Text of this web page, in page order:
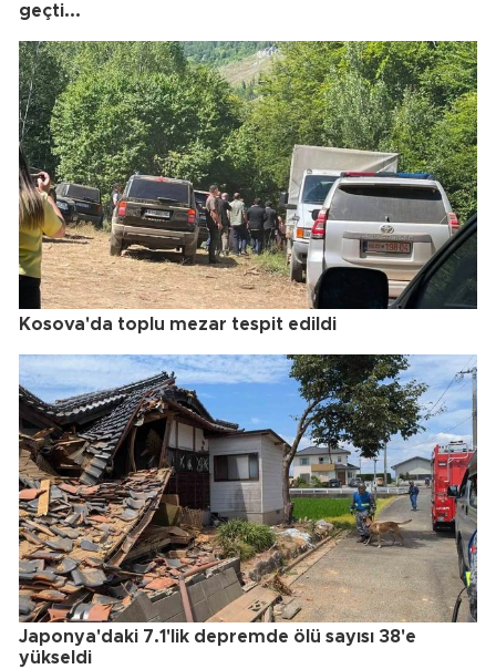
geçti...
Kosova'da toplu mezar tespit edildi
Japonya'daki 7.1'lik depremde ölü sayısı 38'e
yükseldi